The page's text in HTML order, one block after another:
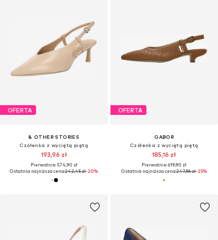
OFERTA
& OTHER STORIES
Czółenka z wyciętą piętą
193,96 zł
Pierwotnie: 574,90 zł
Ostatnia najniższa cena:242,45 zł-20%
OFERTA
GABOR
Czółenka z wyciętą piętą
185,16 zł
Pierwotnie: 619,90 zł
Ostatnia najniższa cena:247,96 zł-25%